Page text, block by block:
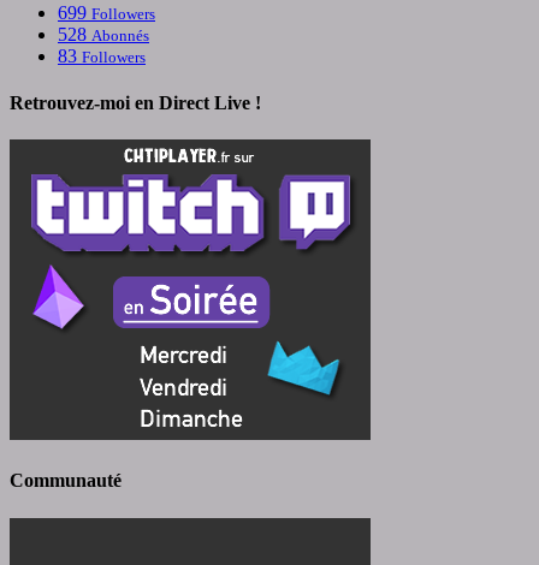
699 Followers
528 Abonnés
83 Followers
Retrouvez-moi en Direct Live !
Communauté